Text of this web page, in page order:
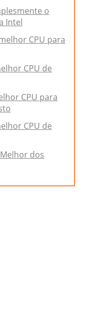
o
Intel
CPU para
CPU de
CPU para
CPU de
dos